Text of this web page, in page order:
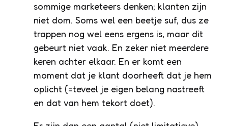
sommige marketeers denken; klanten zijn
niet dom. Soms wel een beetje suf, dus ze
trappen nog wel eens ergens is, maar dit
gebeurt niet vaak. En zeker niet meerdere
keren achter elkaar. En er komt een
moment dat je klant doorheeft dat je hem
oplicht (=teveel je eigen belang nastreeft
en dat van hem tekort doet).